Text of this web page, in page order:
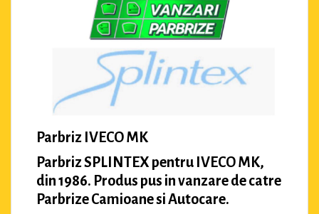
Parbriz IVECO MK
Parbriz SPLINTEX pentru IVECO MK,
din 1986. Produs pus in vanzare de catre
Parbrize Camioane si Autocare.